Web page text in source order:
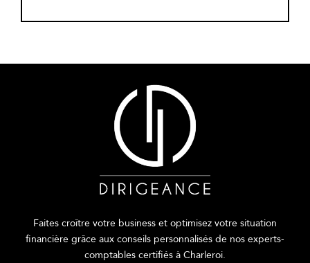
Faites croître votre business et optimisez votre situation
financière grâce aux conseils personnalisés de nos experts-
comptables certifiés à Charleroi.